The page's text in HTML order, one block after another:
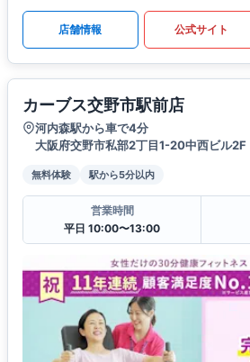
店舗情報 公式サイト
カーブス交野市駅前店
河内森駅から車で4分
大阪府交野市私部2丁目1-20中西ビル2F
無料体験 駅から5分以内
営業時間
平日 10:00〜13:00